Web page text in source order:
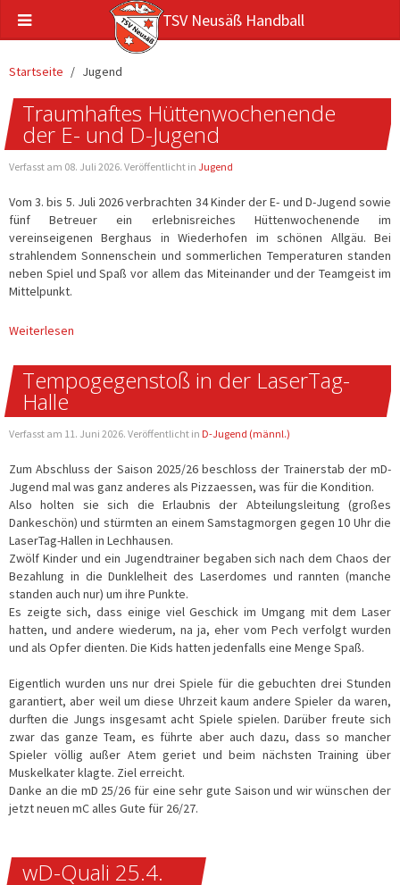
TSV Neusäß Handball
Startseite Jugend
Traumhaftes Hüttenwochenende
der E- und D-Jugend
Verfasst am 08. Juli 2026. Veröffentlicht in Jugend
Vom 3. bis 5. Juli 2026 verbrachten 34 Kinder der E- und D-Jugend sowie
fünf Betreuer ein erlebnisreiches Hüttenwochenende im
vereinseigenen Berghaus in Wiederhofen im schönen Allgäu. Bei
strahlendem Sonnenschein und sommerlichen Temperaturen standen
neben Spiel und Spaß vor allem das Miteinander und der Teamgeist im
Mittelpunkt.
Tempogegenstoß in der LaserTag-
Halle
Verfasst am 11. Juni 2026. Veröffentlicht in D-Jugend (männl.)
Zum Abschluss der Saison 2025/26 beschloss der Trainerstab der mD-
Jugend mal was ganz anderes als Pizzaessen, was für die Kondition.
Also holten sie sich die Erlaubnis der Abteilungsleitung (großes
Dankeschön) und stürmten an einem Samstagmorgen gegen 10 Uhr die
LaserTag-Hallen in Lechhausen.
Zwölf Kinder und ein Jugendtrainer begaben sich nach dem Chaos der
Bezahlung in die Dunklelheit des Laserdomes und rannten (manche
standen auch nur) um ihre Punkte.
Es zeigte sich, dass einige viel Geschick im Umgang mit dem Laser
hatten, und andere wiederum, na ja, eher vom Pech verfolgt wurden
und als Opfer dienten. Die Kids hatten jedenfalls eine Menge Spaß.
Eigentlich wurden uns nur drei Spiele für die gebuchten drei Stunden
garantiert, aber weil um diese Uhrzeit kaum andere Spieler da waren,
durften die Jungs insgesamt acht Spiele spielen. Darüber freute sich
zwar das ganze Team, es führte aber auch dazu, dass so mancher
Spieler völlig außer Atem geriet und beim nächsten Training über
Muskelkater klagte. Ziel erreicht.
Danke an die mD 25/26 für eine sehr gute Saison und wir wünschen der
jetzt neuen mC alles Gute für 26/27.
wD-Quali 25.4.